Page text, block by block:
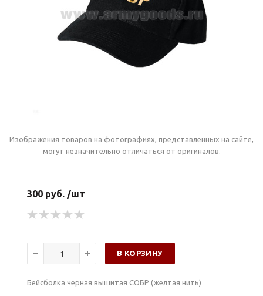
Изображения товаров на фотографиях, представленных на сайте,
могут незначительно отличаться от оригиналов.
300 руб. /шт
В КОРЗИНУ
Бейсболка черная вышитая СОБР (желтая нить)